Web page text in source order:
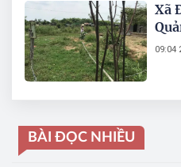
Xã
09:04
BÀI ĐỌC NHIỀU